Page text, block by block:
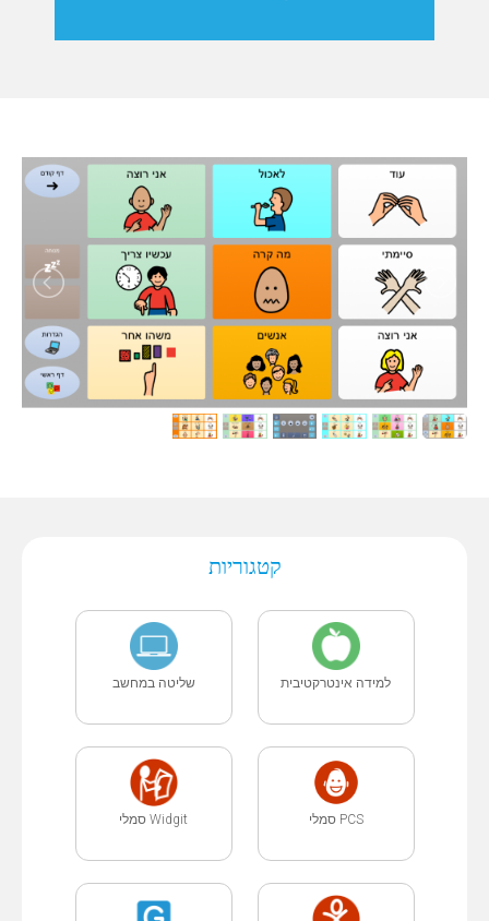
קטגוריות
למידה אינטרקטיבית שליטה במחשב
PCS סמלי Widgit סמלי